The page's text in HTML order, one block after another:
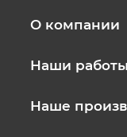
О компании
Наши работы
Наше